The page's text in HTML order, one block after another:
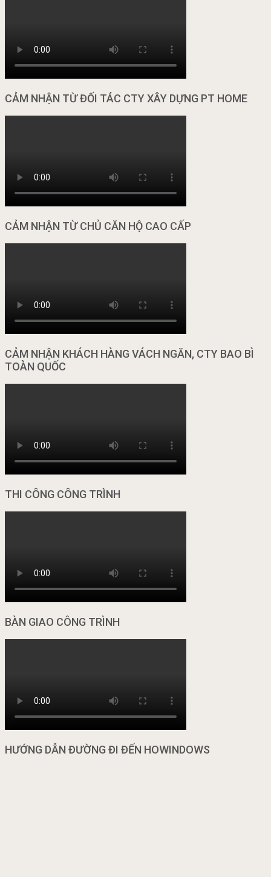
CẢM NHẬN TỪ ĐỐI TÁC CTY XÂY DỰNG PT HOME
CẢM NHẬN TỪ CHỦ CĂN HỘ CAO CẤP
CẢM NHẬN KHÁCH HÀNG VÁCH NGĂN, CTY BAO BÌ
TOÀN QUỐC
THI CÔNG CÔNG TRÌNH
BÀN GIAO CÔNG TRÌNH
HƯỚNG DẪN ĐƯỜNG ĐI ĐẾN HOWINDOWS